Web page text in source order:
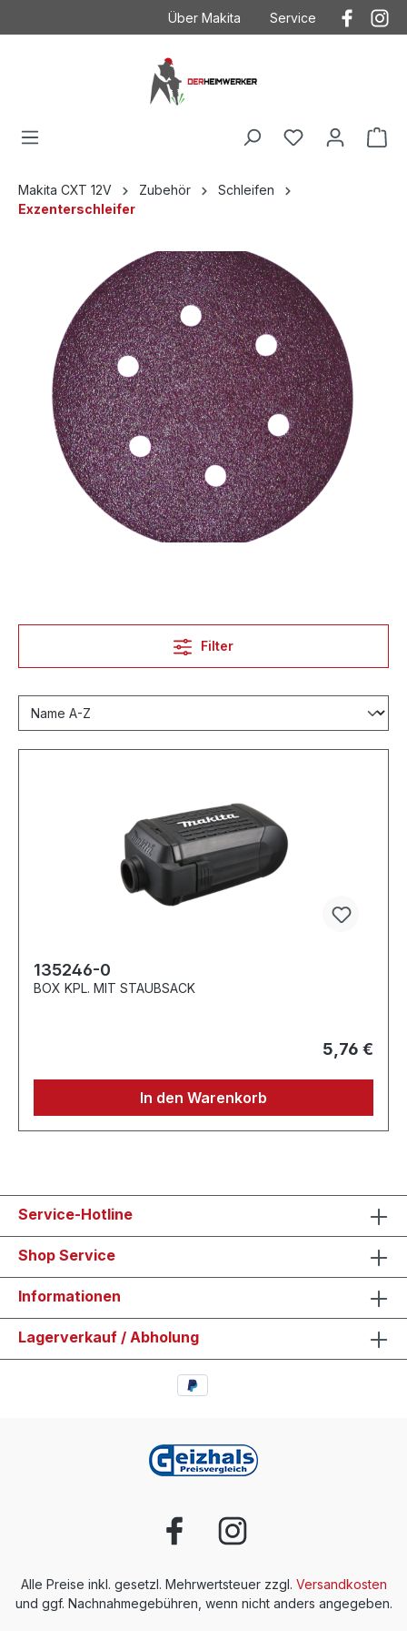
Über Makita
Kontakt
AGB
Impressum
Service
Makita CXT 12V Zubehör
Schleifen
Exzenterschleifer
Filter
135246-0
BOX KPL. MIT STAUBSACK
5,76 €
In den Warenkorb
Service-Hotline
Shop Service
Informationen
Lagerverkauf / Abholung
Alle Preise inkl. gesetzl. Mehrwertsteuer zzgl. Versandkosten
und ggf. Nachnahmegebühren, wenn nicht anders angegeben.